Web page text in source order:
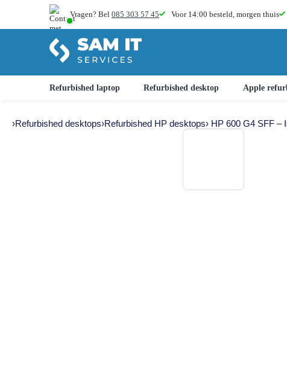
Vragen? Bel 085 303 57 45 Voor 14:00 besteld, morgen thuis
Refurbished laptop Refurbished desktop Apple
›Refurbished desktops›Refurbished HP desktops› HP 600 G4 SFF –